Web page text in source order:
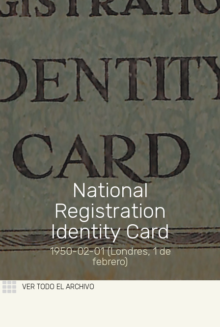
National
Registration
Identity Card
1950-02-01 (Londres, 1 de
febrero)
VER TODO EL ARCHIVO